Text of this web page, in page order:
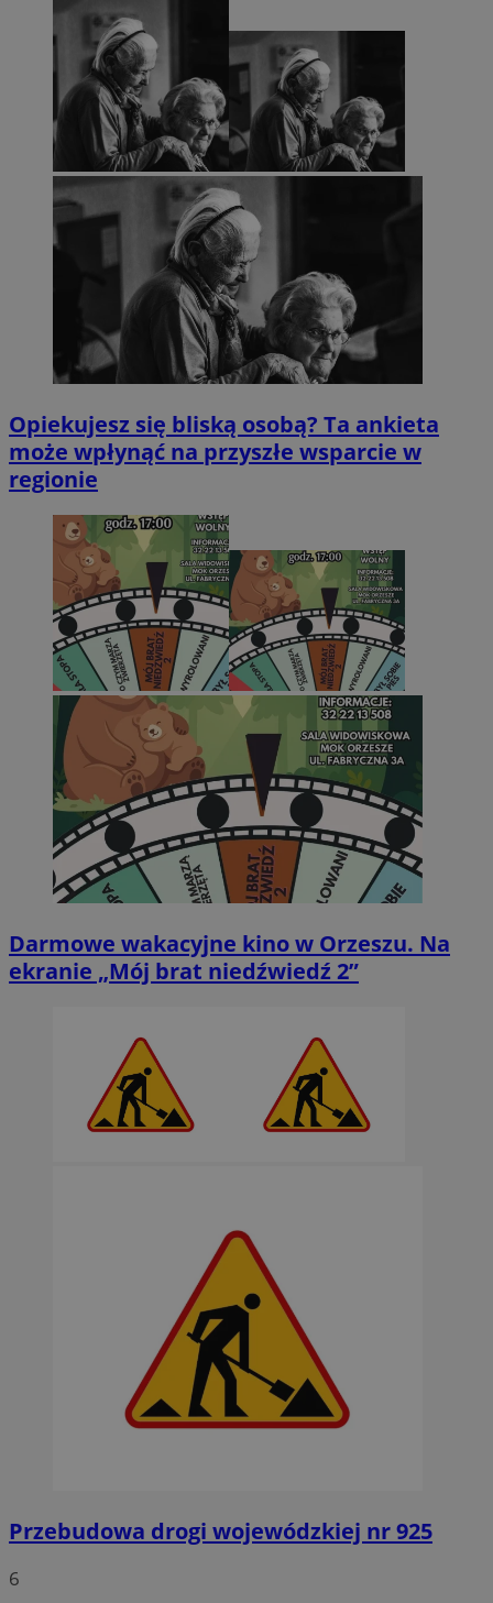
Opiekujesz się bliską osobą? Ta ankieta
może wpłynąć na przyszłe wsparcie w
regionie
Darmowe wakacyjne kino w Orzeszu. Na
ekranie „Mój brat niedźwiedź 2”
Przebudowa drogi wojewódzkiej nr 925
6